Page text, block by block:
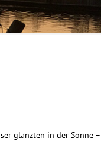
glänzten in der Sonne